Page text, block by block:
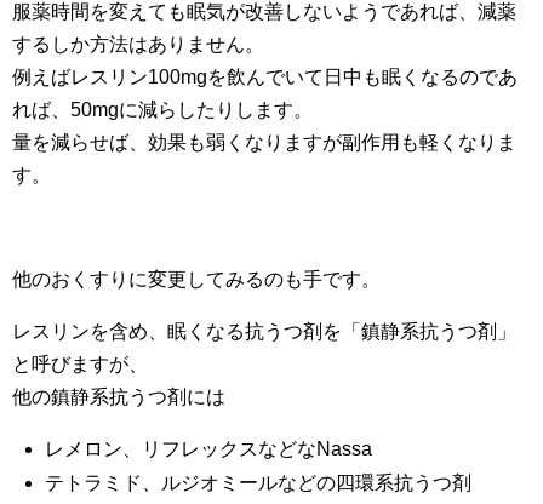
服薬時間を変えても眠気が改善しないようであれば、減薬
するしか方法はありません。
例えばレスリン100mgを飲んでいて日中も眠くなるのであ
れば、50mgに減らしたりします。
量を減らせば、効果も弱くなりますが副作用も軽くなりま
す。
他のおくすりに変更してみるのも手です。
レスリンを含め、眠くなる抗うつ剤を「鎮静系抗うつ剤」
と呼びますが、
他の鎮静系抗うつ剤には
レメロン、リフレックスなどなNassa
テトラミド、ルジオミールなどの四環系抗うつ剤